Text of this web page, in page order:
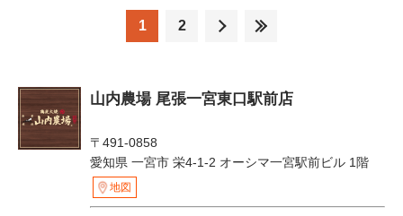
1 2
山内農場 尾張一宮東口駅前店
〒491-0858
愛知県 一宮市 栄4-1-2 オーシマ一宮駅前ビル 1階
地図